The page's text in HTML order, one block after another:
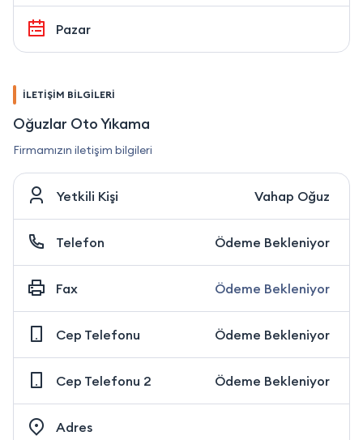
Pazar
İLETİŞİM BİLGİLERİ
Oğuzlar Oto Yıkama
Firmamızın iletişim bilgileri
Yetkili Kişi Vahap Oğuz
Telefon Ödeme Bekleniyor
Fax Ödeme Bekleniyor
Cep Telefonu Ödeme Bekleniyor
Cep Telefonu 2 Ödeme Bekleniyor
Adres